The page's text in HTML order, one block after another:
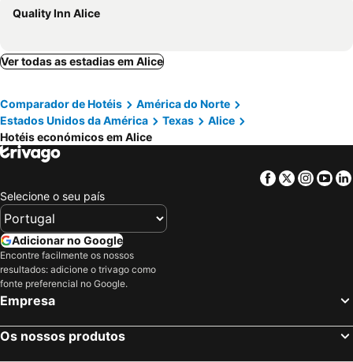
Quality Inn Alice
Ver todas as estadias em Alice
Comparador de Hotéis
América do Norte
Estados Unidos da América
Texas
Alice
Hotéis económicos em Alice
Facebook
Twitter
Selecione o seu país
Adicionar no Google
Encontre facilmente os nossos
resultados: adicione o trivago como
fonte preferencial no Google.
Empresa
Os nossos produtos